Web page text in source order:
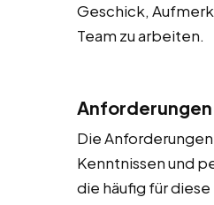
Geschick,
Team zu arbeiten.
Anforderungen
Die
Kenntnissen und
die häufig für